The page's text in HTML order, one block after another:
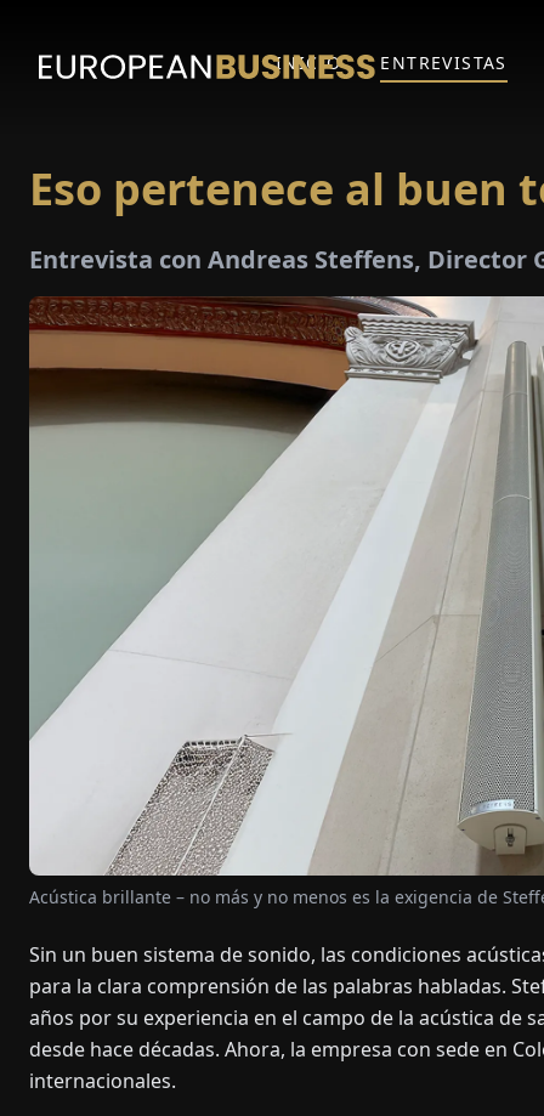
INICIO ENTREVISTAS
Eso pertenece al buen
Entrevista con Andreas Steffens, Director
Acústica brillante – no más y no menos es la exigencia de
Sin un buen sistema de sonido, las condiciones
para la clara comprensión de las palabras habladas.
años por su experiencia en el campo de la acústica de
desde hace décadas. Ahora, la empresa con sede en
internacionales.